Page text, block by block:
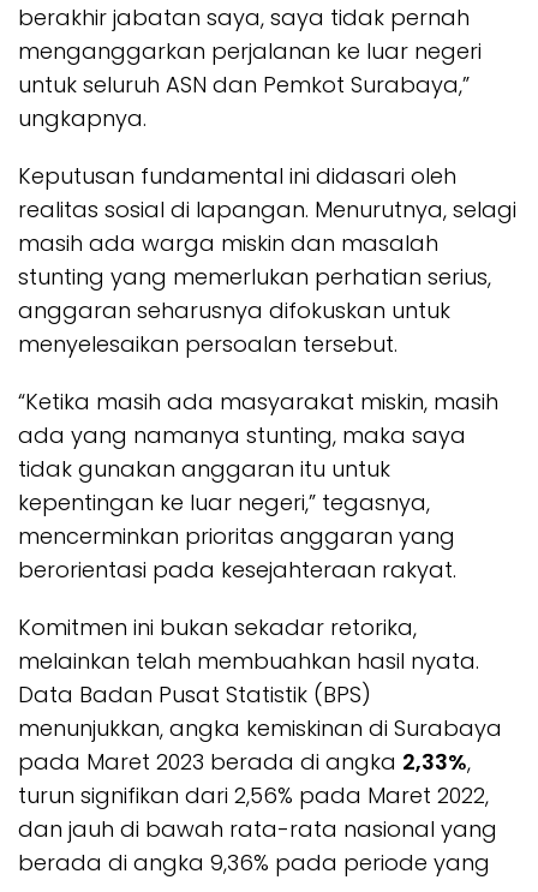
berakhir jabatan saya, saya tidak pernah
menganggarkan perjalanan ke luar negeri
untuk seluruh ASN dan Pemkot Surabaya,”
ungkapnya.
Keputusan fundamental ini didasari oleh
realitas sosial di lapangan. Menurutnya, selagi
masih ada warga miskin dan masalah
stunting yang memerlukan perhatian serius,
anggaran seharusnya difokuskan untuk
menyelesaikan persoalan tersebut.
“Ketika masih ada masyarakat miskin, masih
ada yang namanya stunting, maka saya
tidak gunakan anggaran itu untuk
kepentingan ke luar negeri,” tegasnya,
mencerminkan prioritas anggaran yang
berorientasi pada kesejahteraan rakyat.
Komitmen ini bukan sekadar retorika,
melainkan telah membuahkan hasil nyata.
Data Badan Pusat Statistik (BPS)
menunjukkan, angka kemiskinan di Surabaya
pada Maret 2023 berada di angka 2,33%,
turun signifikan dari 2,56% pada Maret 2022,
dan jauh di bawah rata-rata nasional yang
berada di angka 9,36% pada periode yang